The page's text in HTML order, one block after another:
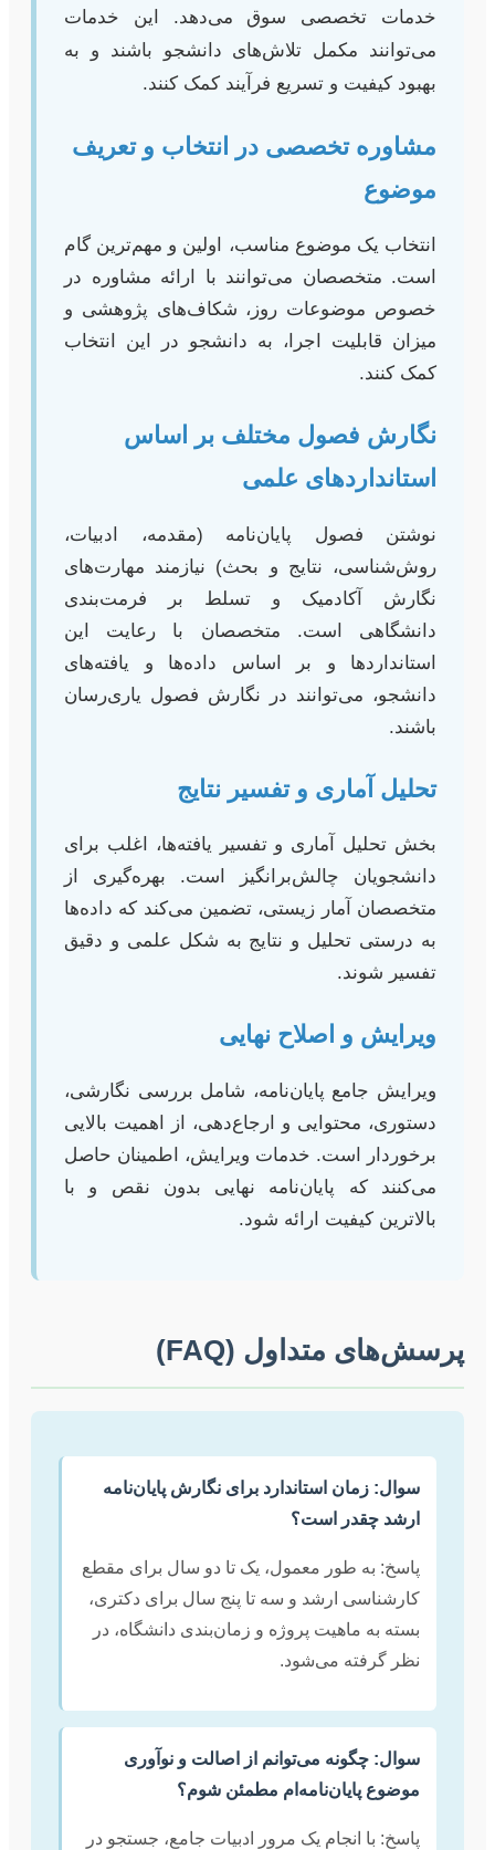
خدمات تخصصی سوق می‌دهد. این خدمات
می‌توانند مکمل تلاش‌های دانشجو باشند و به
بهبود کیفیت و تسریع فرآیند کمک کنند.
مشاوره تخصصی در انتخاب و تعریف
موضوع
انتخاب یک موضوع مناسب، اولین و مهم‌ترین گام
است. متخصصان می‌توانند با ارائه مشاوره در
خصوص موضوعات روز، شکاف‌های پژوهشی و
میزان قابلیت اجرا، به دانشجو در این انتخاب
کمک کنند.
نگارش فصول مختلف بر اساس
استانداردهای علمی
نوشتن فصول پایان‌نامه (مقدمه، ادبیات،
روش‌شناسی، نتایج و بحث) نیازمند مهارت‌های
نگارش آکادمیک و تسلط بر فرمت‌بندی
دانشگاهی است. متخصصان با رعایت این
استانداردها و بر اساس داده‌ها و یافته‌های
دانشجو، می‌توانند در نگارش فصول یاری‌رسان
باشند.
تحلیل آماری و تفسیر نتایج
بخش تحلیل آماری و تفسیر یافته‌ها، اغلب برای
دانشجویان چالش‌برانگیز است. بهره‌گیری از
متخصصان آمار زیستی، تضمین می‌کند که داده‌ها
به درستی تحلیل و نتایج به شکل علمی و دقیق
تفسیر شوند.
ویرایش و اصلاح نهایی
ویرایش جامع پایان‌نامه، شامل بررسی نگارشی،
دستوری، محتوایی و ارجاع‌دهی، از اهمیت بالایی
برخوردار است. خدمات ویرایش، اطمینان حاصل
می‌کنند که پایان‌نامه نهایی بدون نقص و با
بالاترین کیفیت ارائه شود.
پرسش‌های متداول (FAQ)
سوال: زمان استاندارد برای نگارش پایان‌نامه
ارشد چقدر است؟
پاسخ: به طور معمول، یک تا دو سال برای مقطع
کارشناسی ارشد و سه تا پنج سال برای دکتری،
بسته به ماهیت پروژه و زمان‌بندی دانشگاه، در
نظر گرفته می‌شود.
سوال: چگونه می‌توانم از اصالت و نوآوری
موضوع پایان‌نامه‌ام مطمئن شوم؟
پاسخ: با انجام یک مرور ادبیات جامع، جستجو در